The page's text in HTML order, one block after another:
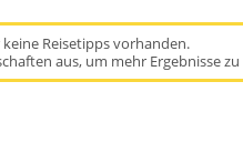
Reisetipps vorhanden.
aus, um mehr Ergebnisse